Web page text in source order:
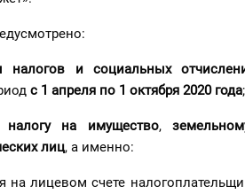
и социальных
с 1 апреля по 1 октября 2020 года;
налогу на имущество,
лиц, а именно:
на лицевом счете